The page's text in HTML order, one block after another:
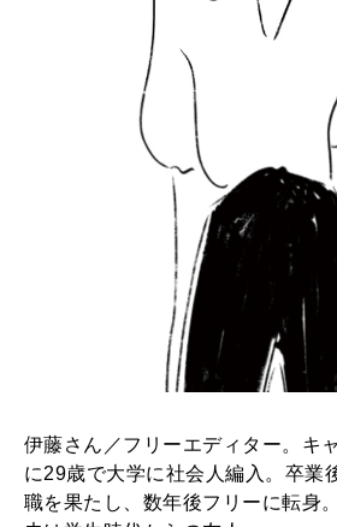
伊藤さん／フリーエディター。キ
に29歳で大学に社会人編入。卒業
職を果たし、数年後フリーに転身